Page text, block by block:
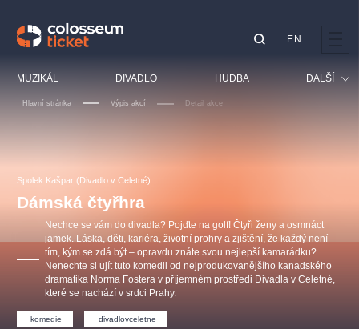
MUZIKÁL DIVADLO HUDBA DALŠÍ
Sport
Ostatní
EN
Hlavní stránka Výpis akcí Detail akce
Spolek Kašpar (Divadlo v Celetné)
Dámská čtyřhra
Nechce se vám do divadla? Pojďte na golf! Čtyři ženy a osmnáct
jamek. Láska, děti, kariéra, životní prohry a zjištění, že každý není
tím, kým se zdá být – opravdu znáte svou nejlepší kamarádku?
Nenechte si ujít tuto komedii od nejprodukovanějšího kanadského
dramatika Norma Fostera v příjemném prostředi Divadla v Celetné,
které se nachází v srdci Prahy.
komedie divadlovceletne
OBYČEJNÁ HOLKA
Agentura 44, s.r.o.
Pink Panther Agency,
Ostatní hledají
muzikálypraha